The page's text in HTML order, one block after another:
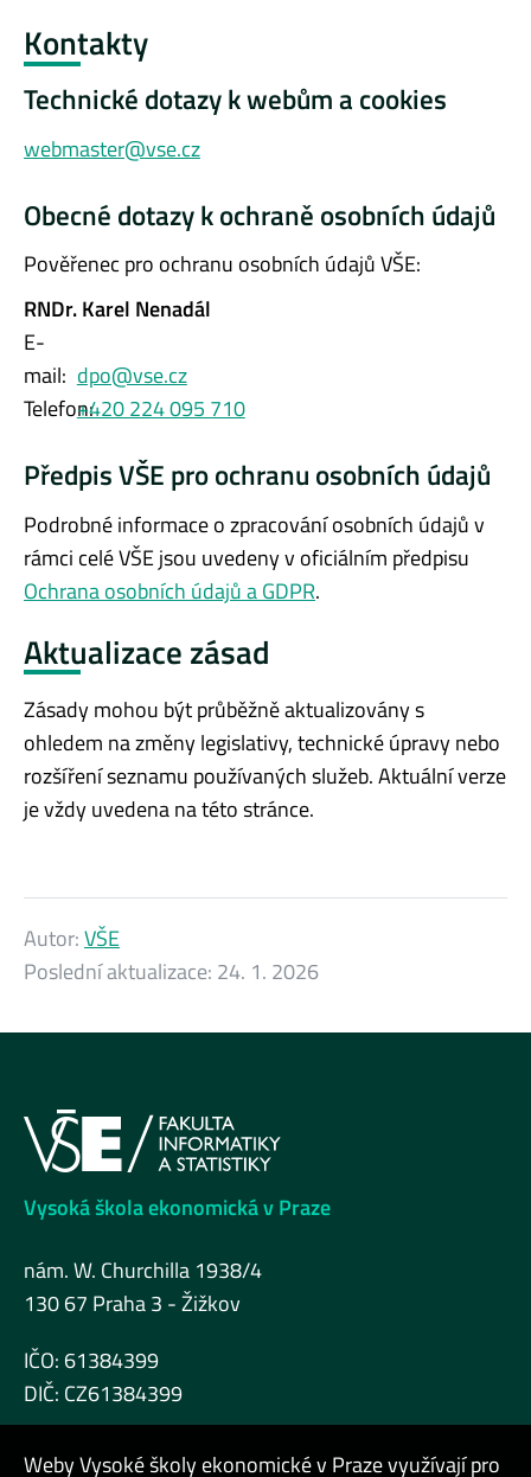
Kontakty
Technické dotazy k webům a cookies
webmaster@vse.cz
Obecné dotazy k ochraně osobních údajů
Pověřenec pro ochranu osobních údajů VŠE:
RNDr. Karel Nenadál
E-
mail: dpo@vse.cz
Telefon:+420 224 095 710
Předpis VŠE pro ochranu osobních údajů
Podrobné informace o zpracování osobních údajů v
rámci celé VŠE jsou uvedeny v oficiálním předpisu
Ochrana osobních údajů a GDPR.
Aktualizace zásad
Zásady mohou být průběžně aktualizovány s
ohledem na změny legislativy, technické úpravy nebo
rozšíření seznamu používaných služeb. Aktuální verze
je vždy uvedena na této stránce.
Autor:VŠE
Poslední aktualizace: 24. 1. 2026
Vysoká škola ekonomická v Praze
nám. W. Churchilla 1938/4
130 67 Praha 3 - Žižkov
IČO: 61384399
DIČ: CZ61384399
Weby Vysoké školy ekonomické v Praze využívají pro